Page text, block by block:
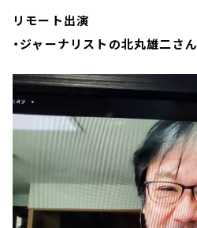
リモート出演
・ジャーナリストの北丸雄二さん